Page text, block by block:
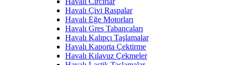
Havalı Çivi Raspalar
Havalı Eğe Motorları
Havalı Gres Tabancaları
Havalı Kalıpçı Taşlamalar
Havalı Kaporta Çektirme
Havalı Kılavuz Çekmeler